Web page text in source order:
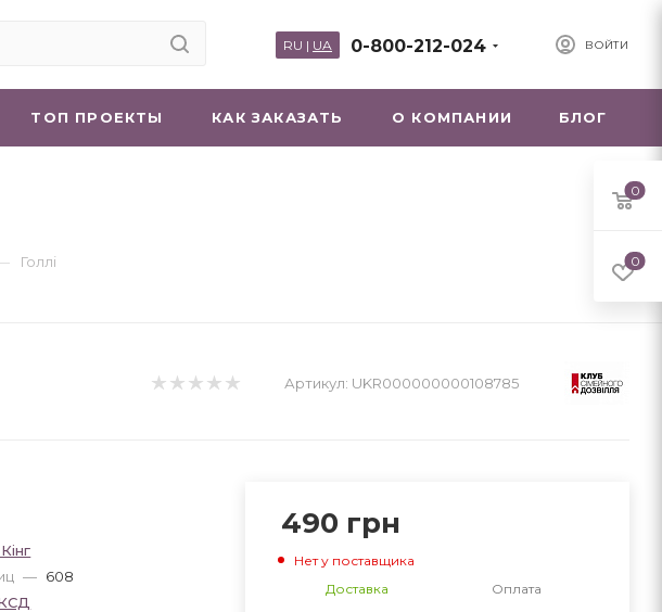
ВОЙТИ
0-800-212-024
RU | UA
ТОП ПРОЕКТЫ КАК ЗАКАЗАТЬ О КОМПАНИИ БЛОГ
Голлі
Артикул: UKR000000000108785
— 608
490 грн
Нет у поставщика
Доставка
Оплата
0
0